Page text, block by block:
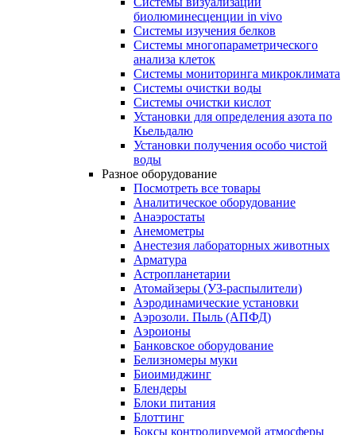
биолюминесценции in vivo
Системы изучения белков
Системы многопараметрического
анализа клеток
Системы мониторинга микроклимата
Системы очистки воды
Системы очистки кислот
Установки для определения азота по
Кьельдалю
Установки получения особо чистой
воды
Разное оборудование
Посмотреть все товары
Аналитическое оборудование
Анаэростаты
Анемометры
Анестезия лабораторных животных
Арматура
Астропланетарии
Атомайзеры (УЗ-распылители)
Аэродинамические установки
Аэрозоли. Пыль (АПФД)
Аэроионы
Банковское оборудование
Белизномеры муки
Биоимиджинг
Блендеры
Блоки питания
Блоттинг
Боксы контролируемой атмосферы